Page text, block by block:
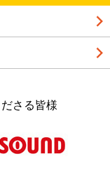
さる皆様